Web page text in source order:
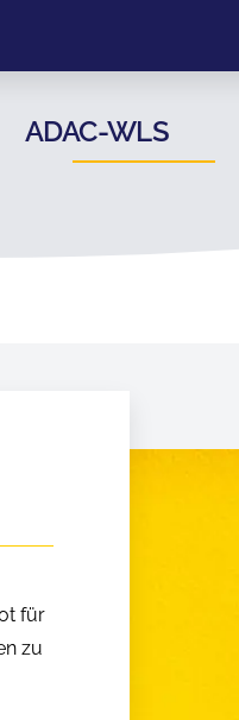
ADAC-WLS
für
zu